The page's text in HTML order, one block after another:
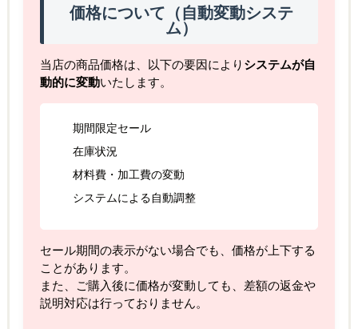
価格について（自動変動システ
ム）
当店の商品価格は、以下の要因により システムが自
動的に変動いたします。
期間限定セール
在庫状況
材料費・加工費の変動
システムによる自動調整
セール期間の表示がない場合でも、価格が上下する
ことがあります。
また、ご購入後に価格が変動しても、差額の返金や
説明対応は行っておりません。